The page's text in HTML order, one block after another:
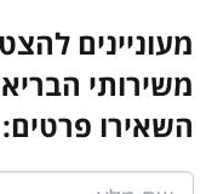
מעוניינים
משירותי
השאירו פרטים: